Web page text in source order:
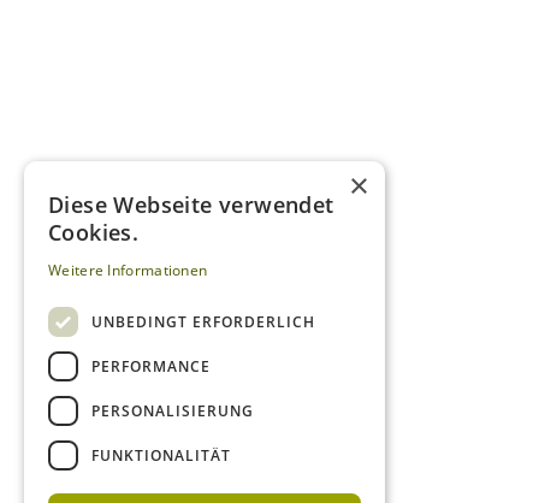
×
Diese Webseite verwendet
Cookies.
Weitere Informationen
UNBEDINGT ERFORDERLICH
PERFORMANCE
PERSONALISIERUNG
FUNKTIONALITÄT